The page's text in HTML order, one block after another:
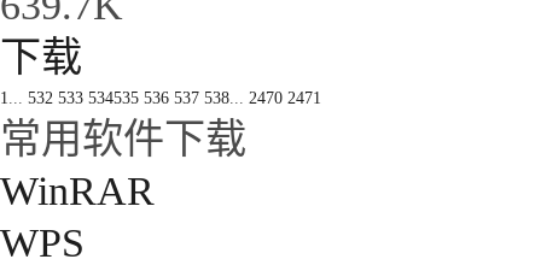
下载
1... 532 533 534535 536 537 538... 2470 2471
常用软件下载
WinRAR
WPS